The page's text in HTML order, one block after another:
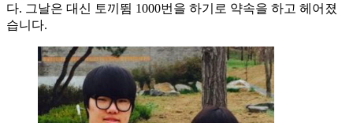
다. 그날은 대신 토끼뜀 1000번을 하기로 약속을 하고 헤어졌
습니다.